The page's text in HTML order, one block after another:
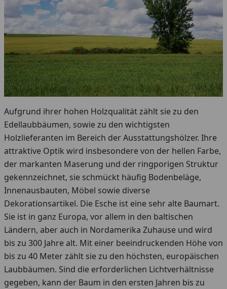
Aufgrund ihrer hohen Holzqualität zählt sie zu den
Edellaubbäumen, sowie zu den wichtigsten
Holzlieferanten im Bereich der Ausstattungshölzer. Ihre
attraktive Optik wird insbesondere von der hellen Farbe,
der markanten Maserung und der ringporigen Struktur
gekennzeichnet, sie schmückt häufig Bodenbeläge,
Innenausbauten, Möbel sowie diverse
Dekorationsartikel. Die Esche ist eine sehr alte Baumart.
Sie ist in ganz Europa, vor allem in den baltischen
Ländern, aber auch in Nordamerika Zuhause und wird
bis zu 300 Jahre alt. Mit einer beeindruckenden Höhe von
bis zu 40 Meter zählt sie zu den höchsten, europäischen
Laubbäumen. Sind die erforderlichen Lichtverhältnisse
gegeben, kann der Baum in den ersten Jahren bis zu